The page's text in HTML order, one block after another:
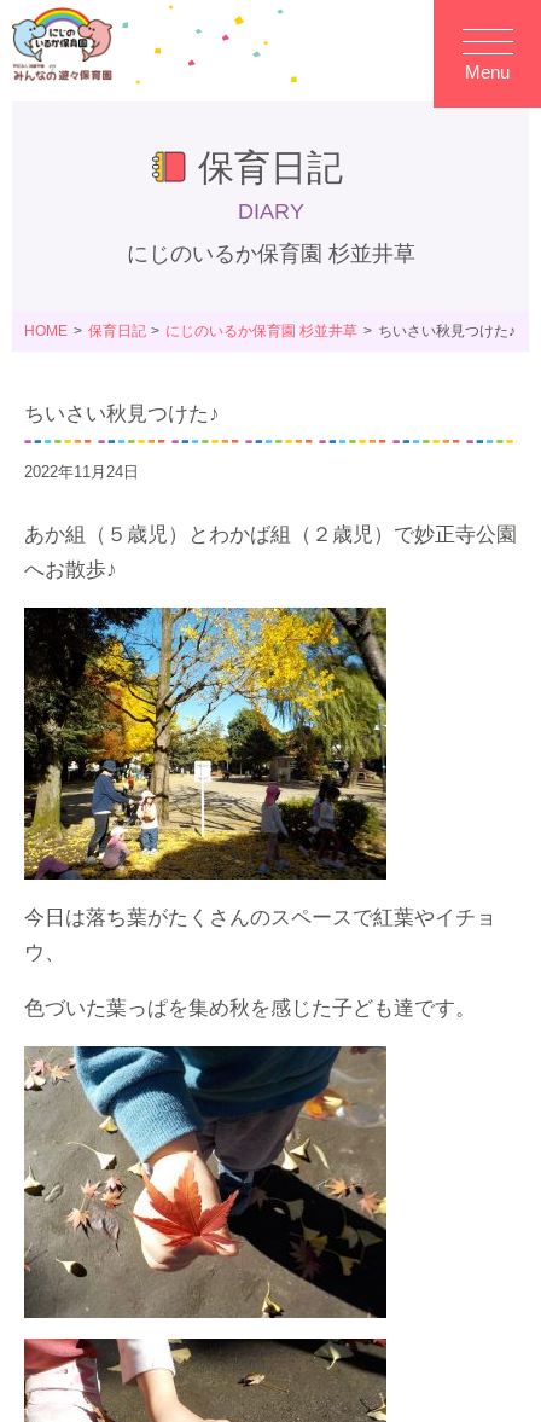
Menu
保育日記
DIARY
にじのいるか保育園 杉並井草
HOME 保育日記 にじのいるか保育園 杉並井草 ちいさい秋見つけた♪
ちいさい秋見つけた♪
2022年11月24日
あか組（５歳児）とわかば組（２歳児）で妙正寺公園
へお散歩♪
今日は落ち葉がたくさんのスペースで紅葉やイチョ
ウ、
色づいた葉っぱを集め秋を感じた子ども達です。